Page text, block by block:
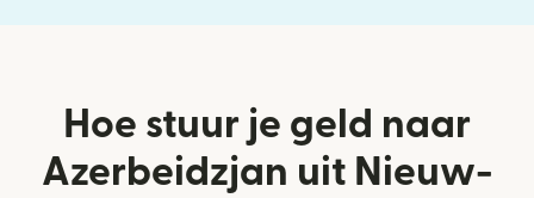
Hoe stuur je geld naar
Azerbeidzjan uit Nieuw-